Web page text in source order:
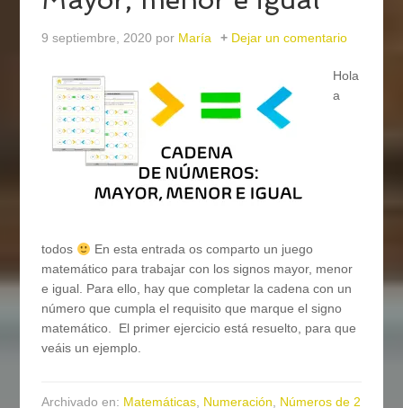
9 septiembre, 2020 por María Dejar un comentario
Hola
a
todos
En esta entrada os comparto un juego
matemático para trabajar con los signos mayor, menor
e igual. Para ello, hay que completar la cadena con un
número que cumpla el requisito que marque el signo
matemático. El primer ejercicio está resuelto, para que
veáis un ejemplo.
Archivado en: Matemáticas, Numeración, Números de 2